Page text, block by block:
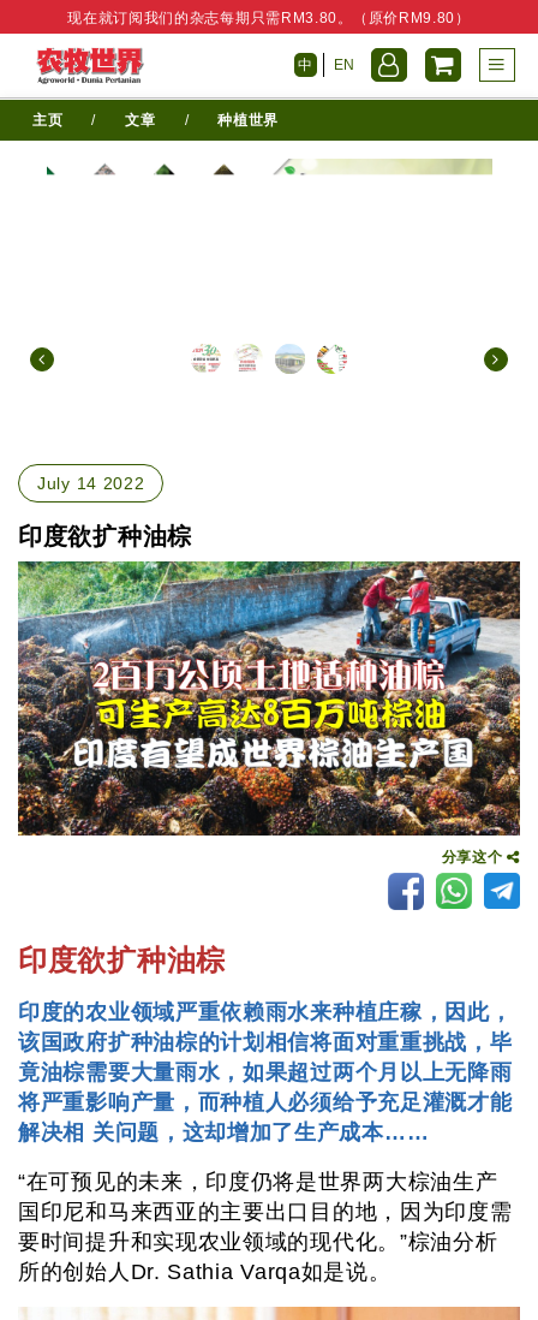
现在就订阅我们的杂志每期只需RM3.80。（原价RM9.80）
中 EN
主页 / 文章 / 种植世界
July 14 2022
印度欲扩种油棕
分享这个
印度欲扩种油棕
印度的农业领域严重依赖雨水来种植庄稼，因此，
该国政府扩种油棕的计划相信将面对重重挑战，毕
竟油棕需要大量雨水，如果超过两个月以上无降雨
将严重影响产量，而种植人必须给予充足灌溉才能
解决相 关问题，这却增加了生产成本……
“在可预见的未来，印度仍将是世界两大棕油生产
国印尼和马来西亚的主要出口目的地，因为印度需
要时间提升和实现农业领域的现代化。”棕油分析
所的创始人Dr. Sathia Varqa如是说。